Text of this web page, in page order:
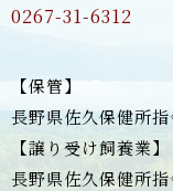
0267-31-6312
【保管】
長野県佐久保健所
【譲り受け飼養業】
長野県佐久保健所